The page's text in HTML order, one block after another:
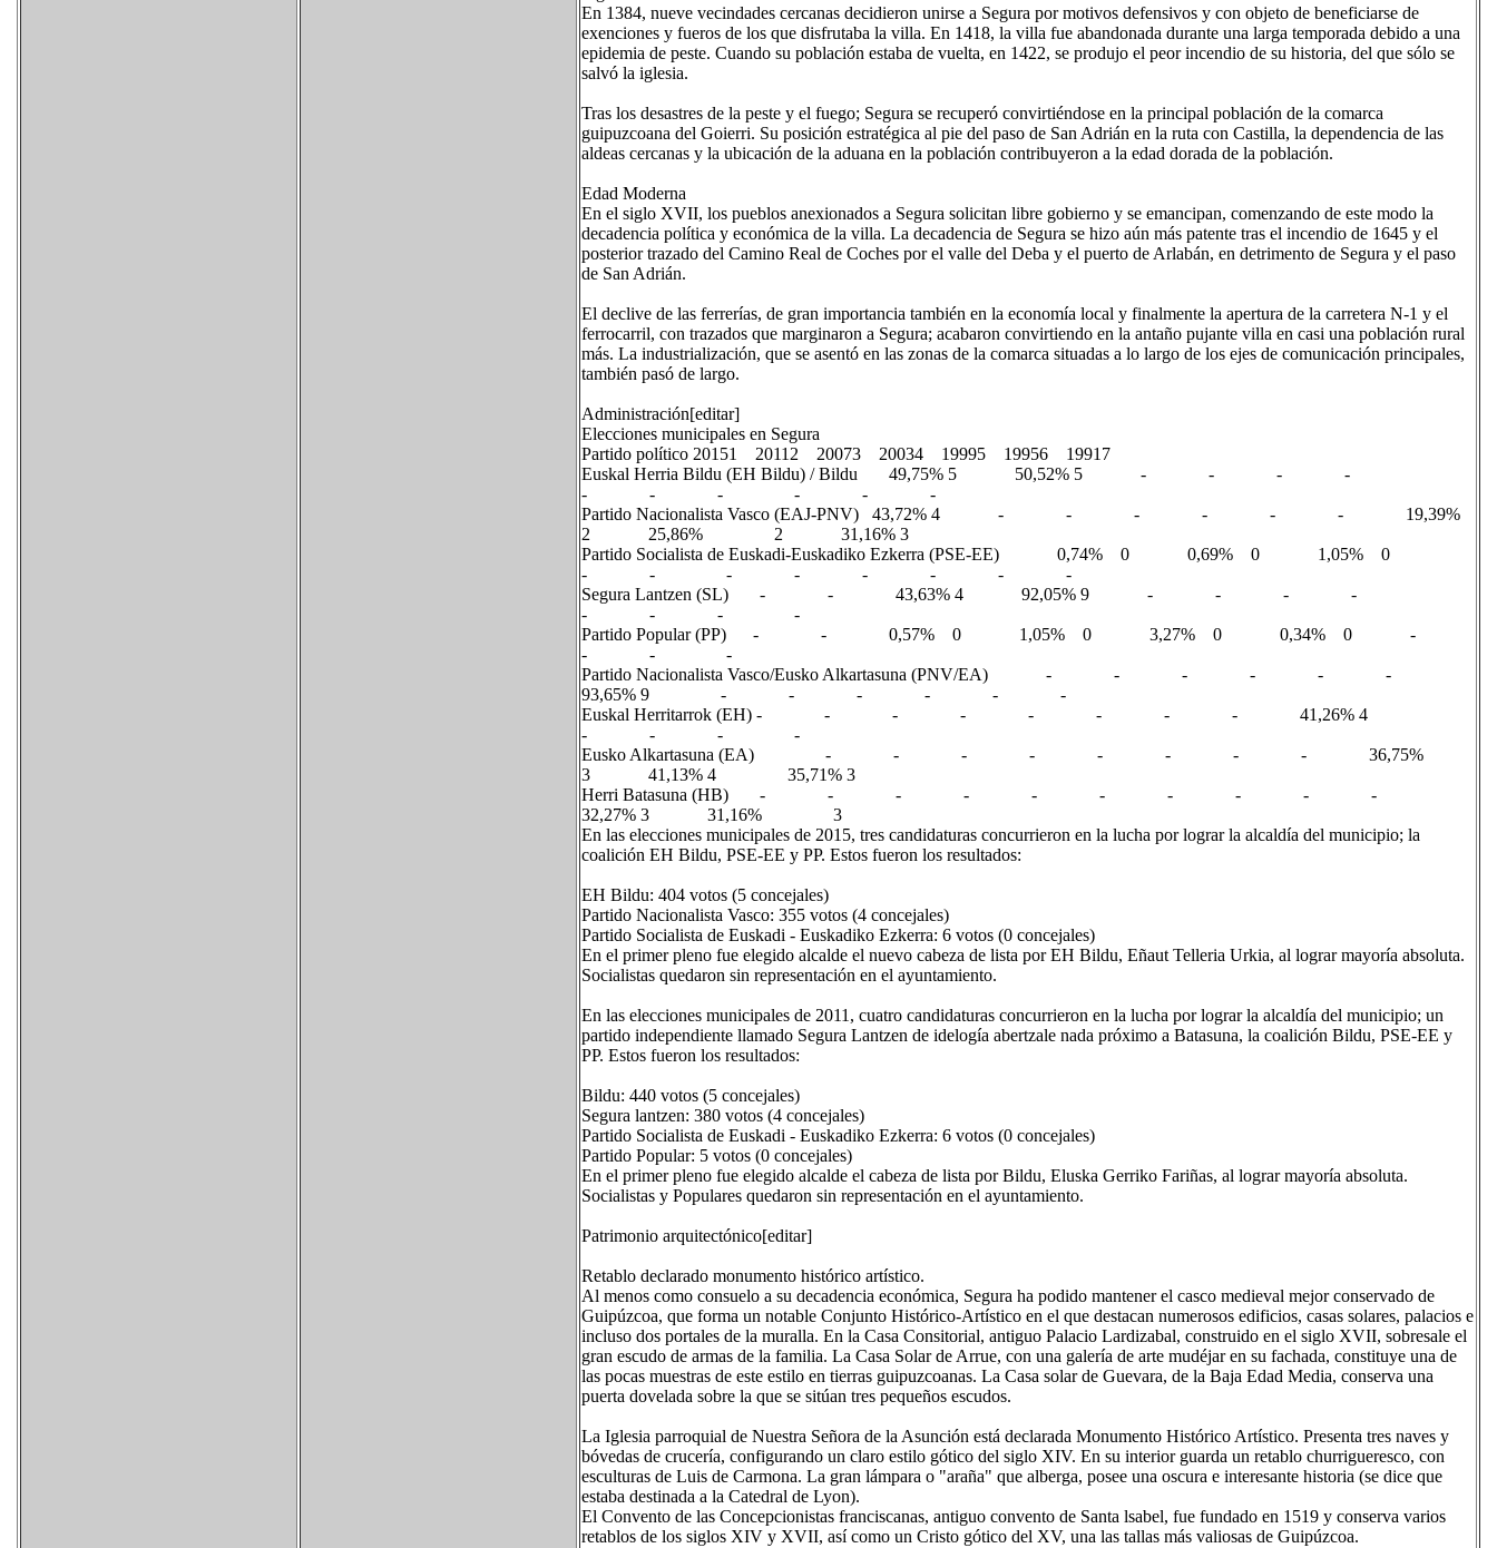
En 1384, nueve vecindades cercanas decidieron unirse a Segura por motivos defensivos y con objeto de beneficiarse de
exenciones y fueros de los que disfrutaba la villa. En 1418, la villa fue abandonada durante una larga temporada debido a una
epidemia de peste. Cuando su población estaba de vuelta, en 1422, se produjo el peor incendio de su historia, del que sólo se
salvó la iglesia.
Tras los desastres de la peste y el fuego; Segura se recuperó convirtiéndose en la principal población de la comarca
guipuzcoana del Goierri. Su posición estratégica al pie del paso de San Adrián en la ruta con Castilla, la dependencia de las
aldeas cercanas y la ubicación de la aduana en la población contribuyeron a la edad dorada de la población.
Edad Moderna
En el siglo XVII, los pueblos anexionados a Segura solicitan libre gobierno y se emancipan, comenzando de este modo la
decadencia política y económica de la villa. La decadencia de Segura se hizo aún más patente tras el incendio de 1645 y el
posterior trazado del Camino Real de Coches por el valle del Deba y el puerto de Arlabán, en detrimento de Segura y el paso
de San Adrián.
El declive de las ferrerías, de gran importancia también en la economía local y finalmente la apertura de la carretera N-1 y el
ferrocarril, con trazados que marginaron a Segura; acabaron convirtiendo en la antaño pujante villa en casi una población rural
más. La industrialización, que se asentó en las zonas de la comarca situadas a lo largo de los ejes de comunicación principales,
también pasó de largo.
Administración[editar]
Elecciones municipales en Segura
Partido político 20151 20112 20073 20034 19995 19956 19917
Euskal Herria Bildu (EH Bildu) / Bildu 49,75% 5 50,52% 5 - - - -
- - - - - -
Partido Nacionalista Vasco (EAJ-PNV) 43,72% 4 - - - - - - 19,39%
2 25,86% 2 31,16% 3
Partido Socialista de Euskadi-Euskadiko Ezkerra (PSE-EE) 0,74% 0 0,69% 0 1,05% 0
- - - - - - - -
Segura Lantzen (SL) - - 43,63% 4 92,05% 9 - - - -
- - - -
Partido Popular (PP) - - 0,57% 0 1,05% 0 3,27% 0 0,34% 0 -
- - -
Partido Nacionalista Vasco/Eusko Alkartasuna (PNV/EA) - - - - - -
93,65% 9 - - - - - -
Euskal Herritarrok (EH) - - - - - - - - 41,26% 4
- - - -
Eusko Alkartasuna (EA) - - - - - - - - 36,75%
3 41,13% 4 35,71% 3
Herri Batasuna (HB) - - - - - - - - - -
32,27% 3 31,16% 3
En las elecciones municipales de 2015, tres candidaturas concurrieron en la lucha por lograr la alcaldía del municipio; la
coalición EH Bildu, PSE-EE y PP. Estos fueron los resultados:
EH Bildu: 404 votos (5 concejales)
Partido Nacionalista Vasco: 355 votos (4 concejales)
Partido Socialista de Euskadi - Euskadiko Ezkerra: 6 votos (0 concejales)
En el primer pleno fue elegido alcalde el nuevo cabeza de lista por EH Bildu, Eñaut Telleria Urkia, al lograr mayoría absoluta.
Socialistas quedaron sin representación en el ayuntamiento.
En las elecciones municipales de 2011, cuatro candidaturas concurrieron en la lucha por lograr la alcaldía del municipio; un
partido independiente llamado Segura Lantzen de idelogía abertzale nada próximo a Batasuna, la coalición Bildu, PSE-EE y
PP. Estos fueron los resultados:
Bildu: 440 votos (5 concejales)
Segura lantzen: 380 votos (4 concejales)
Partido Socialista de Euskadi - Euskadiko Ezkerra: 6 votos (0 concejales)
Partido Popular: 5 votos (0 concejales)
En el primer pleno fue elegido alcalde el cabeza de lista por Bildu, Eluska Gerriko Fariñas, al lograr mayoría absoluta.
Socialistas y Populares quedaron sin representación en el ayuntamiento.
Patrimonio arquitectónico[editar]
Retablo declarado monumento histórico artístico.
Al menos como consuelo a su decadencia económica, Segura ha podido mantener el casco medieval mejor conservado de
Guipúzcoa, que forma un notable Conjunto Histórico-Artístico en el que destacan numerosos edificios, casas solares, palacios e
incluso dos portales de la muralla. En la Casa Consitorial, antiguo Palacio Lardizabal, construido en el siglo XVII, sobresale el
gran escudo de armas de la familia. La Casa Solar de Arrue, con una galería de arte mudéjar en su fachada, constituye una de
las pocas muestras de este estilo en tierras guipuzcoanas. La Casa solar de Guevara, de la Baja Edad Media, conserva una
puerta dovelada sobre la que se sitúan tres pequeños escudos.
La Iglesia parroquial de Nuestra Señora de la Asunción está declarada Monumento Histórico Artístico. Presenta tres naves y
bóvedas de crucería, configurando un claro estilo gótico del siglo XIV. En su interior guarda un retablo churrigueresco, con
esculturas de Luis de Carmona. La gran lámpara o "araña" que alberga, posee una oscura e interesante historia (se dice que
estaba destinada a la Catedral de Lyon).
El Convento de las Concepcionistas franciscanas, antiguo convento de Santa lsabel, fue fundado en 1519 y conserva varios
retablos de los siglos XIV y XVII, así como un Cristo gótico del XV, una las tallas más valiosas de Guipúzcoa.